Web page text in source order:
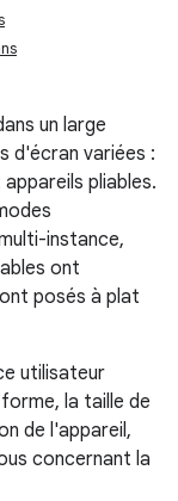
un large
d'écran variées :
pliables.
instance,
ont
posés à plat
utilisateur
la taille de
de l'appareil,
concernant la